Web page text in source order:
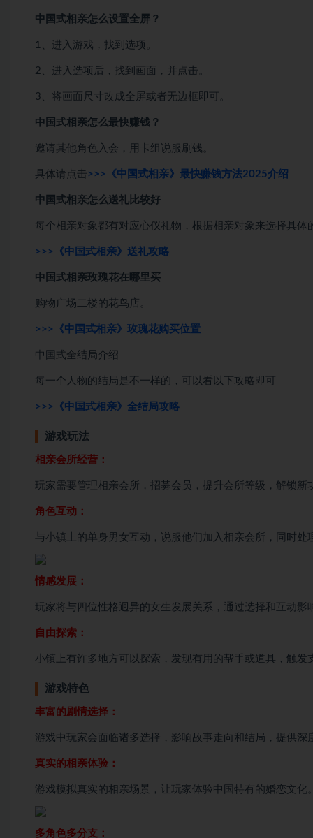
中国式相亲怎么设置全屏？
1、进入游戏，找到选项。
2、进入选项后，找到画面，并点击。
3、将画面尺寸改成全屏或者无边框即可。
中国式相亲怎么最快赚钱？
邀请其他角色入会，用卡组说服刷钱。
具体请点击 >>>《中国式相亲》最快赚钱方法2025介绍
中国式相亲怎么送礼比较好
每个相亲对象都有对应心仪礼物，根据相亲对象来选择具体
>>>《中国式相亲》送礼攻略
中国式相亲玫瑰花在哪里买
购物广场二楼的花鸟店。
>>>《中国式相亲》玫瑰花购买位置
中国式全结局介绍
每一个人物的结局是不一样的，可以看以下攻略即可
>>> 《中国式相亲》全结局攻略
游戏玩法
相亲会所经营：
玩家需要管理相亲会所，招募会员，提升会所等级，解锁新
角色互动：
与小镇上的单身男女互动，说服他们加入相亲会所，同时处
情感发展：
玩家将与四位性格迥异的女生发展关系，通过选择和互动影
自由探索：
小镇上有许多地方可以探索，发现有用的帮手或道具，触发
游戏特色
丰富的剧情选择：
游戏中玩家会面临诸多选择，影响故事走向和结局，提供深
真实的相亲体验：
游戏模拟真实的相亲场景，让玩家体验中国特有的婚恋文化
多角色多分支：